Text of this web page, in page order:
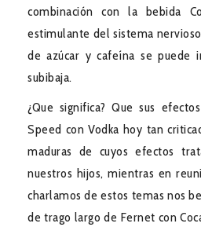
combinación con la bebida
estimulante del sistema
de azúcar y cafeína se puede
subibaja.
¿Que significa? Que sus
Speed con Vodka hoy tan
maduras de cuyos efectos
nuestros hijos, mientras en
charlamos de estos temas nos
de trago largo de Fernet con